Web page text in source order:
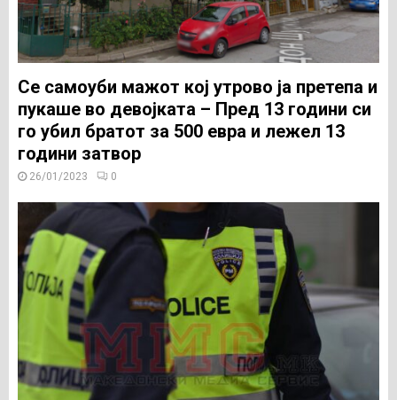
Се самоуби мажот кој утрово ја претепа и
пукаше во девојката – Пред 13 години си
го убил братот за 500 евра и лежел 13
години затвор
26/01/2023 0